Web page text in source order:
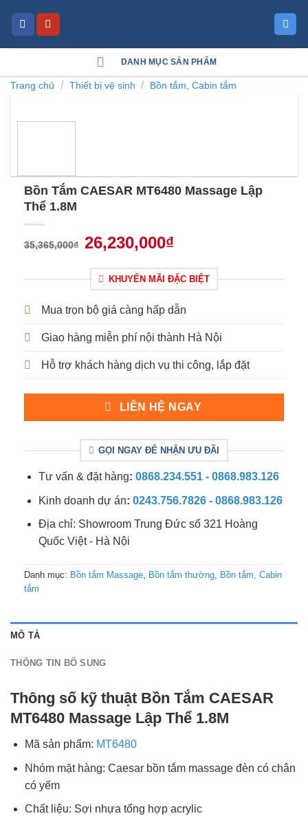
DANH MỤC SẢN PHẨM
Trang chủ / Thiết bị vệ sinh / Bồn tắm, Cabin tắm
Bồn Tắm CAESAR MT6480 Massage Lập
Thể 1.8M
35,365,000₫ 26,230,000₫
KHUYẾN MÃI ĐẶC BIỆT
Mua trọn bộ giá càng hấp dẫn
Giao hàng miễn phí nội thành Hà Nội
Hỗ trợ khách hàng dịch vụ thi công, lắp đặt
LIÊN HỆ NGAY
GỌI NGAY ĐỂ NHẬN ƯU ĐÃI
Tư vấn & đặt hàng: 0868.234.551 - 0868.983.126
Kinh doanh dự án: 0243.756.7826 - 0868.983.126
Địa chỉ: Showroom Trung Đức số 321 Hoàng
Quốc Việt - Hà Nội
Danh mục: Bồn tắm Massage, Bồn tắm thường, Bồn tắm, Cabin
tắm
MÔ TẢ
THÔNG TIN BỔ SUNG
Thông số kỹ thuật Bồn Tắm CAESAR
MT6480 Massage Lập Thể 1.8M
Mã sản phẩm: MT6480
Nhóm mặt hàng: Caesar bồn tắm massage đèn có chân
có yếm
Chất liệu: Sợi nhựa tổng hợp acrylic